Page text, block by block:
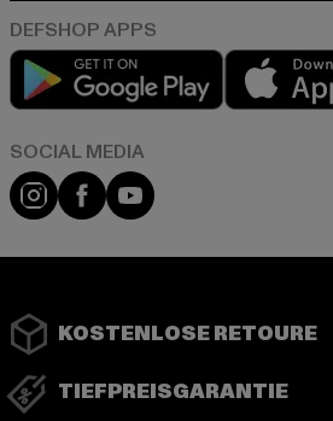
Play market
Instagram
FacebookYouTube
KOSTENLOSE RETOURE
TIEFPREISGARANTIE